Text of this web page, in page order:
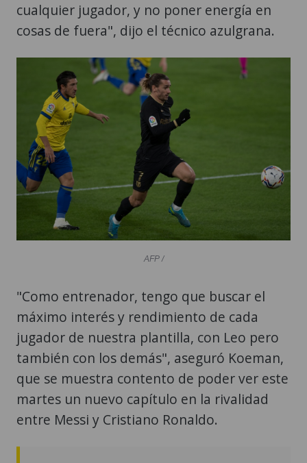
cualquier jugador, y no poner energía en
cosas de fuera", dijo el técnico azulgrana.
AFP /
"Como entrenador, tengo que buscar el
máximo interés y rendimiento de cada
jugador de nuestra plantilla, con Leo pero
también con los demás", aseguró Koeman,
que se muestra contento de poder ver este
martes un nuevo capítulo en la rivalidad
entre Messi y Cristiano Ronaldo.